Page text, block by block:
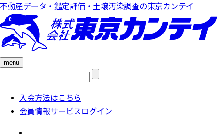
不動産データ・鑑定評価・土壌汚染調査の東京カンテイ
menu
検
入会方法はこちら
会員情報サービスログイン